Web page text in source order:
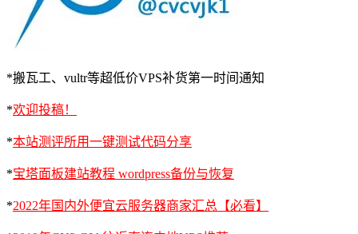
*搬瓦工、vultr等超低价VPS补货第一时间通知
*欢迎投稿！
*本站测评所用一键测试代码分享
*宝塔面板建站教程 wordpress备份与恢复
*2022年国内外便宜云服务器商家汇总【必看】